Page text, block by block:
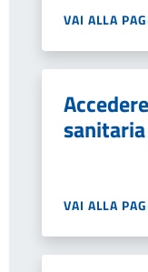
VAI ALLA
sanitaria
VAI ALLA